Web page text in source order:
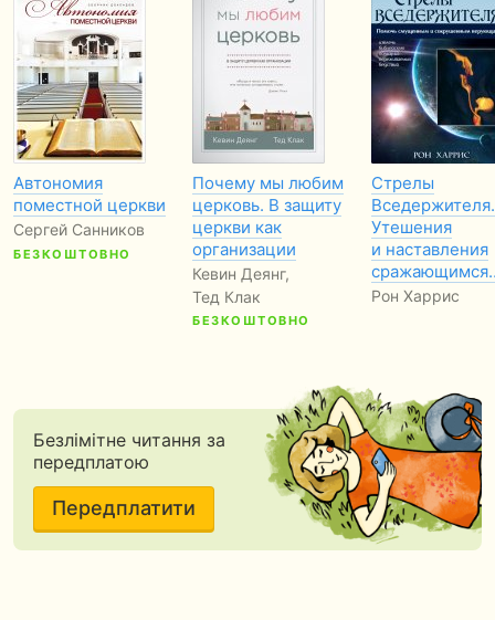
Автономия
поместной церкви
Сергей Санников
БЕЗКОШТОВНО
Почему мы любим
церковь. В защиту
церкви как
организации
Кевин Деянг,
Тед Клак
БЕЗКОШТОВНО
Стрелы
Вседержителя.
Утешения
и наставления
Рон Харрис
Безлімітне читання за
передплатою
Передплатити